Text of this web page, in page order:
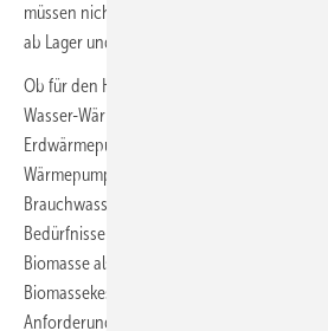
müssen nicht länger warten, wir bieten ein
ab Lager und sofort lieferbar“, betont Weigel.
Ob für den Hybrid-Einsatz oder als Allein-
Wasser-Wärmepumpen für vielseitige
Erdwärmepumpen führender Marken hat
Wärmepumpenspeicher, diverse
Brauchwasserspeicher im Sortiment –
Bedürfnissen und abgestimmt auf die
Biomasse als umweltfreundliche Heizlösung
Biomassekessel und Speicherlösungen für
Anforderungen.